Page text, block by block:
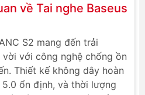
về Tai nghe Baseus
S2 mang đến trải
với công nghệ chống ồn
Thiết kế không dây hoàn
ổn định, và thời lượng